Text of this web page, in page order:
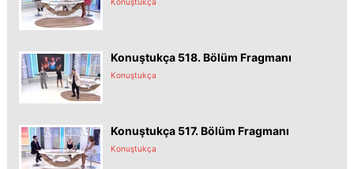
Konuştukça 518. Bölüm Fragmanı
Konuştukça
Konuştukça 517. Bölüm Fragmanı
Konuştukça